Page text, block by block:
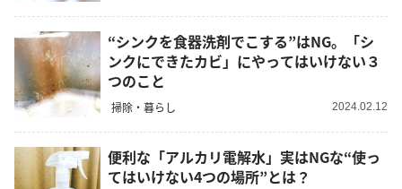
“シンクを食器洗剤でこする”はNG。「シ
ンクにできたカビ」にやってはいけない３
つのこと
掃除・暮らし 2024.02.12
便利な「アルカリ電解水」実はNGな“使っ
てはいけない4つの場所”とは？